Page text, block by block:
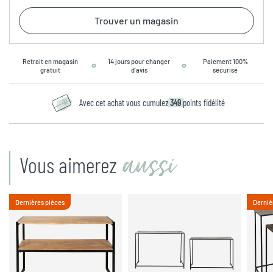
Trouver un magasin
Retrait en magasin
gratuit
14 jours pour changer
d’avis
Paiement 100%
sécurisé
Avec cet achat vous cumulez349 points fidélité
Vous aimerez aussi
Dernières pièces